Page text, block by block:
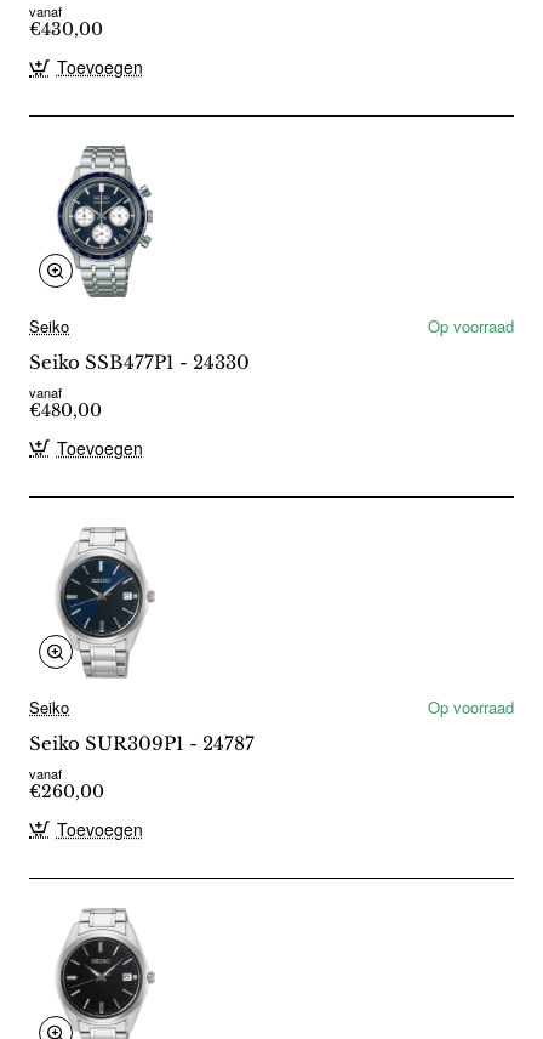
vanaf
€430,00
Toevoegen
Seiko
Op voorraad
Seiko SSB477P1 - 24330
vanaf
€480,00
Toevoegen
Seiko
Op voorraad
Seiko SUR309P1 - 24787
vanaf
€260,00
Toevoegen